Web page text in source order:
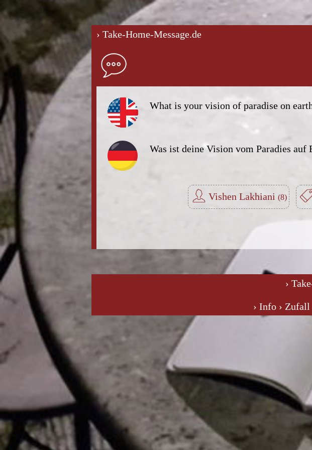
› Take-Home-Message.de
What is your vision of paradise on
Was ist deine Vision vom Paradies auf
Vishen Lakhiani
›
› Info › Zufall